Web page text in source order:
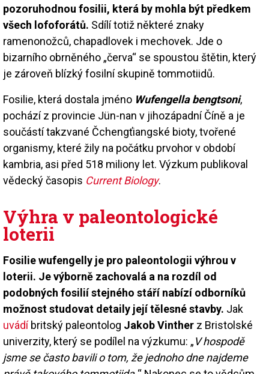
pozoruhodnou fosilii, která by mohla být předkem
všech lofoforátů. Sdílí totiž některé znaky
ramenonožců, chapadlovek i mechovek. Jde o
bizarního obrněného „červa“ se spoustou štětin, který
je zároveň blízký fosilní skupině tommotiidů.
Fosilie, která dostala jméno Wufengella bengtsoni,
pochází z provincie Jün-nan v jihozápadní Číně a je
součástí takzvané Čchengťiangské bioty, tvořené
organismy, které žily na počátku prvohor v období
kambria, asi před 518 miliony let. Výzkum publikoval
vědecký časopis Current Biology.
Výhra v paleontologické
loterii
Fosilie wufengelly je pro paleontologii výhrou v
loterii. Je výborně zachovalá a na rozdíl od
podobných fosilií stejného stáří nabízí odborníků
možnost studovat detaily její tělesné stavby. Jak
uvádíbritský paleontolog Jakob Vinther z Bristolské
univerzity, který se podílel na výzkumu: „V hospodě
jsme se často bavili o tom, že jednoho dne najdeme